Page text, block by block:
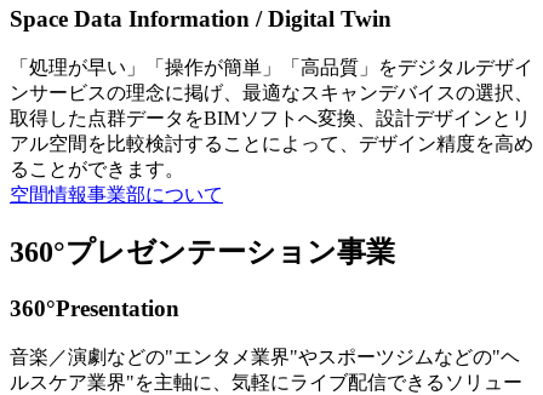
Space Data Information / Digital Twin
「処理が早い」「操作が簡単」「高品質」をデジタルデザイ
ンサービスの理念に掲げ、最適なスキャンデバイスの選択、
取得した点群データをBIMソフトへ変換、設計デザインとリ
アル空間を比較検討することによって、デザイン精度を高め
ることができます。
空間情報事業部について
360°プレゼンテーション事業
360°Presentation
音楽／演劇などの"エンタメ業界"やスポーツジムなどの"ヘ
ルスケア業界"を主軸に、気軽にライブ配信できるソリュー